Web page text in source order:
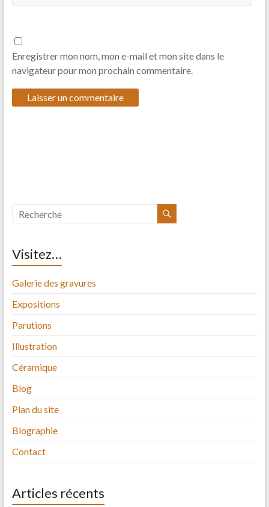
Enregistrer mon nom, mon e-mail et mon site dans le
navigateur pour mon prochain commentaire.
Visitez…
Galerie des gravures
Expositions
Parutions
Illustration
Céramique
Blog
Plan du site
Biographie
Contact
Articles récents